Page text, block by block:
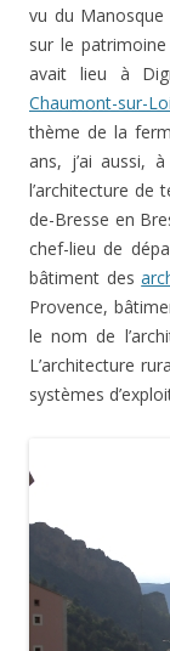
vu du Manosque
sur le
avait lieu à
Chaumont-sur-
thème de la
ans, j’ai aussi,
l’architecture de
de-Bresse en
chef-lieu de
bâtiment des
Provence,
le nom de
L’architecture
systèmes